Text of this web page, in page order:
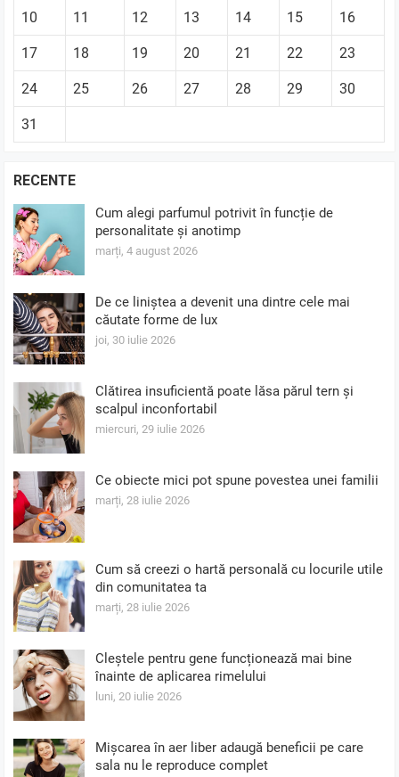
10 11 12 13 14 15 16
17 18 19 20 21 22 23
24 25 26 27 28 29 30
31
RECENTE
Cum alegi parfumul potrivit în funcție de
personalitate și anotimp
marți, 4 august 2026
De ce liniștea a devenit una dintre cele mai
căutate forme de lux
joi, 30 iulie 2026
Clătirea insuficientă poate lăsa părul tern și
scalpul inconfortabil
miercuri, 29 iulie 2026
Ce obiecte mici pot spune povestea unei familii
marți, 28 iulie 2026
Cum să creezi o hartă personală cu locurile utile
din comunitatea ta
marți, 28 iulie 2026
Cleștele pentru gene funcționează mai bine
înainte de aplicarea rimelului
luni, 20 iulie 2026
Mișcarea în aer liber adaugă beneficii pe care
sala nu le reproduce complet